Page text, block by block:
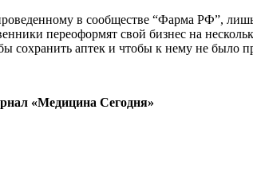
в сообществе “Фарма РФ”,
переоформят свой бизнес на
сохранить аптек и чтобы к нему не было
«Медицина Сегодня»